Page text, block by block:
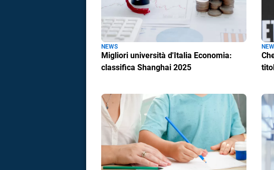
NEWS
Migliori università d'Italia Economia:
classifica Shanghai 2025